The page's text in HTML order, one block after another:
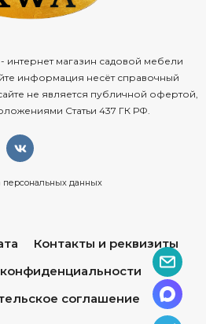
интернет магазин садовой мебели
информация несёт справочный
не является публичной офертой,
Статьи 437 ГК РФ.
персональных данных
Контакты и реквизиты
соглашение